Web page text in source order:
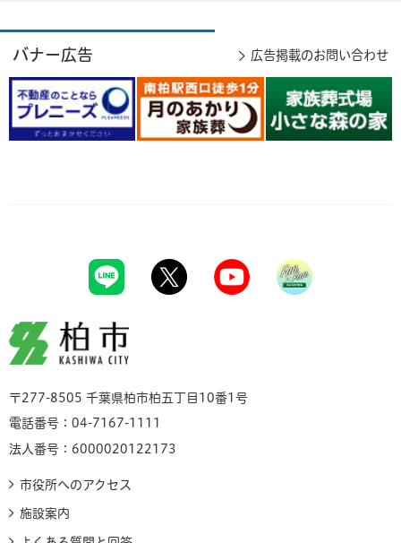
バナー広告 広告掲載のお問い合わせ
柏市
〒277-8505 千葉県柏市柏五丁目10番1号
電話番号：04-7167-1111
法人番号：6000020122173
市役所へのアクセス
施設案内